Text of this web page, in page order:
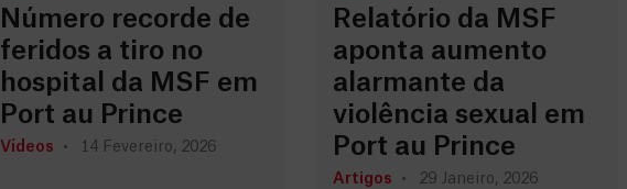
Número recorde de
feridos a tiro no
hospital da MSF em
Port au Prince
Vídeos 14 Fevereiro, 2026
Relatório da MSF
aponta aumento
alarmante da
violência sexual em
Port au Prince
Artigos 29 Janeiro, 2026